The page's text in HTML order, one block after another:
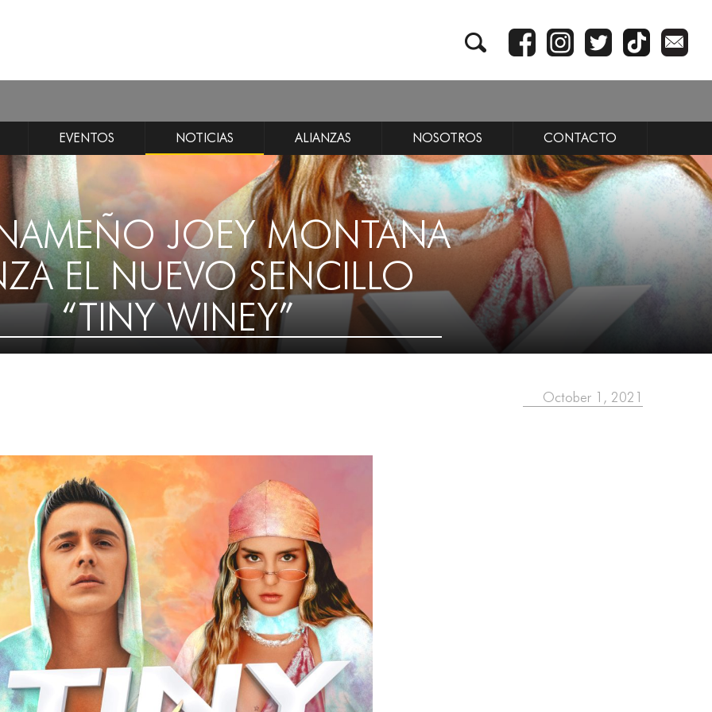
EVENTOS NOTICIAS ALIANZAS NOSOTROS CONTACTO
JOEY MONTANA
EL NUEVO SENCILLO
“TINY WINEY”
October 1, 2021